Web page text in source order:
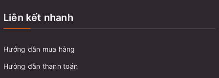
Liên kết nhanh
Hướng dẫn mua hàng
Hướng dẫn thanh toán